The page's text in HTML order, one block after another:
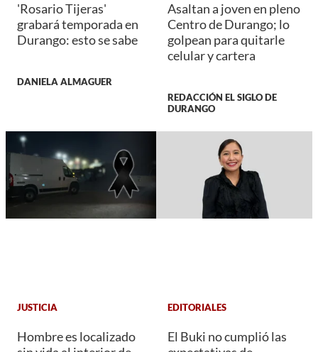
'Rosario Tijeras'
grabará temporada en
Durango: esto se sabe
DANIELA ALMAGUER
Asaltan a joven en pleno
Centro de Durango; lo
golpean para quitarle
celular y cartera
REDACCIÓN EL SIGLO DE
DURANGO
JUSTICIA
Hombre es localizado
EDITORIALES
El Buki no cumplió las